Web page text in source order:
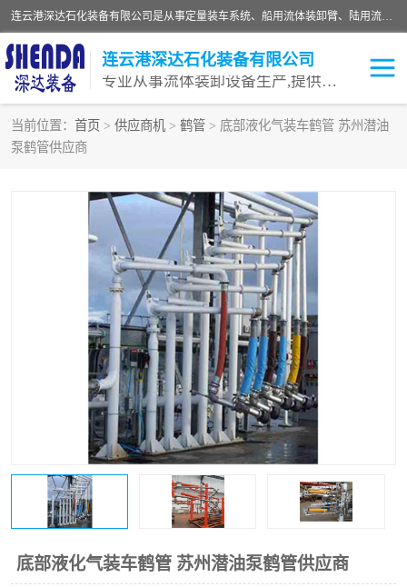
连云港深达石化装备有限公司是从事定量装车系统、船用流体装卸臂、陆用流体装卸臂（鹤管）、活动梯、钢构平台等全系列流体装卸设备的设计、制造、销售以及服务的专业供应商。公司始终以客户为中心，密切跟踪国内外油气储运及装卸设备先进技术的发展，以先进的技术、优质的产品、一流的服务，满足客户需求。
连云港深达石化装备有限公司
专业从事流体装卸设备生产,提供全面解决方案，生产与定制服务
当前位置： 首页 > 供应商机 > 鹤管 > 底部液化气装车鹤管 苏州潜油
泵鹤管供应商
底部液化气装车鹤管 苏州潜油泵鹤管供应商
鹤管
LNG鹤管
液氨装鹤管 潜油泵鹤管
输油臂
汽车鹤管